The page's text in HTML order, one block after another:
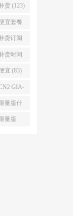
货 (123)
宜套餐
货订阅
货时间
宜 (83)
GIA-
餐 (76)
量版什
货 (67)
量版